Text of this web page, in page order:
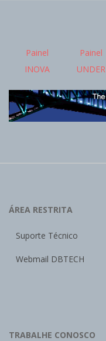
Painel
INOVA
Painel
UNDER
ÁREA RESTRITA
Suporte Técnico
Webmail DBTECH
TRABALHE CONOSCO